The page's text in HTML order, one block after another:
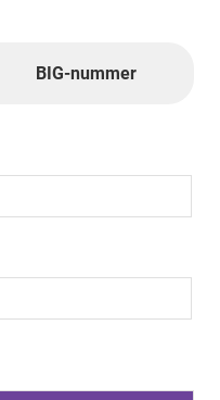
BIG-nummer